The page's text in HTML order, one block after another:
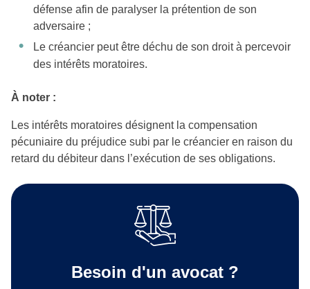
défense afin de paralyser la prétention de son
adversaire ;
Le créancier peut être déchu de son droit à percevoir
des intérêts moratoires.
À noter :
Les intérêts moratoires désignent la compensation
pécuniaire du préjudice subi par le créancier en raison du
retard du débiteur dans l’exécution de ses obligations.
Besoin d'un avocat ?